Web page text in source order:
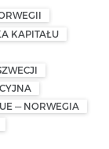
KAPITAŁU
— NORWEGIA